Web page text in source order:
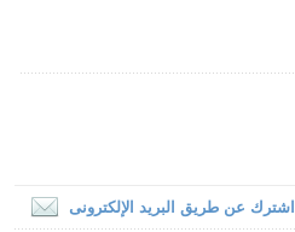
اشترك عن طريق البريد الإلكترونى